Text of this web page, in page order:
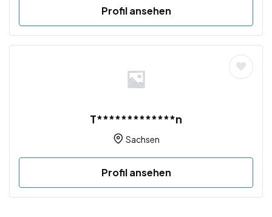
Profil ansehen
T*************n
Sachsen
Profil ansehen